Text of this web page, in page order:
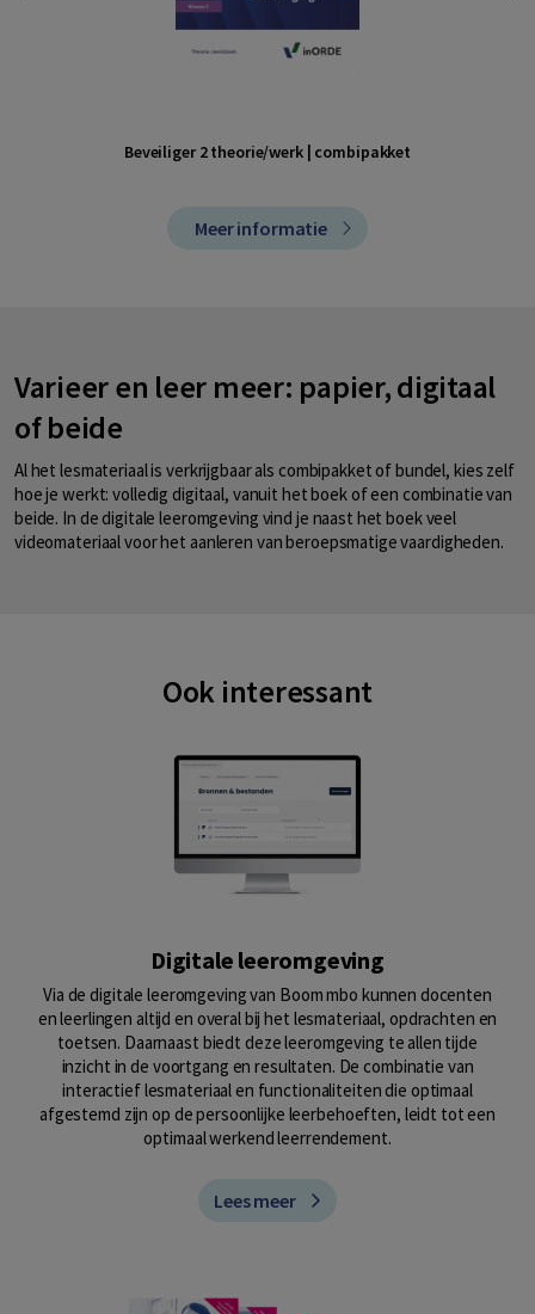
Beveiliger 2 theorie/werk | combipakket
Meer informatie
Varieer en leer meer: papier, digitaal
of beide
Al het lesmateriaal is verkrijgbaar als combipakket of bundel, kies zelf
hoe je werkt: volledig digitaal, vanuit het boek of een combinatie van
beide. In de digitale leeromgeving vind je naast het boek veel
videomateriaal voor het aanleren van beroepsmatige vaardigheden.
Ook interessant
Digitale leeromgeving
Via de digitale leeromgeving van Boom mbo kunnen docenten
en leerlingen altijd en overal bij het lesmateriaal, opdrachten en
toetsen. Daarnaast biedt deze leeromgeving te allen tijde
inzicht in de voortgang en resultaten. De combinatie van
interactief lesmateriaal en functionaliteiten die optimaal
afgestemd zijn op de persoonlijke leerbehoeften, leidt tot een
optimaal werkend leerrendement.
Lees meer